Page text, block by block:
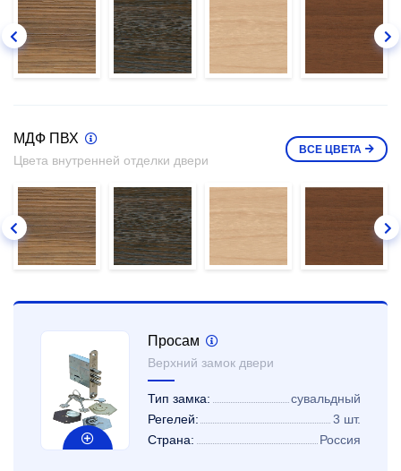
МДФ ПВХ
Цвета внутренней отделки двери
ВСЕ ЦВЕТА
Просам
Верхний замок двери
Тип замка:
сувальдный
Регелей:
3 шт.
Страна:
Россия